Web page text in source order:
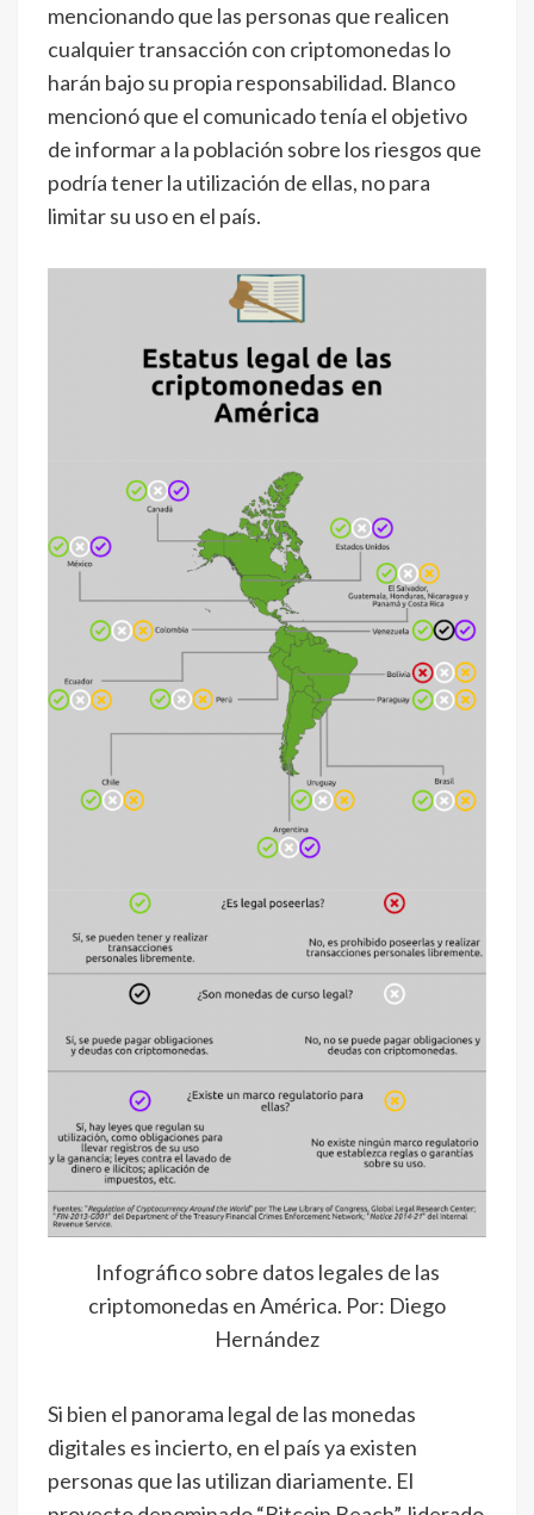
mencionando que las personas que realicen
cualquier transacción con criptomonedas lo
harán bajo su propia responsabilidad. Blanco
mencionó que el comunicado tenía el objetivo
de informar a la población sobre los riesgos que
podría tener la utilización de ellas, no para
limitar su uso en el país.
Infográfico sobre datos legales de las
criptomonedas en América. Por: Diego
Hernández
Si bien el panorama legal de las monedas
digitales es incierto, en el país ya existen
personas que las utilizan diariamente. El